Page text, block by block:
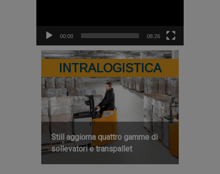
00:00 08:26
INTRALOGISTICA
Still aggiorna quattro gamme di
sollevatori e transpallet